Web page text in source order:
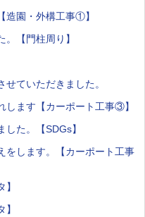
造園・外構工事①】
【門柱周り】
ていただきました。
します【カーポート工事③】
た。【SDGs】
をします。【カーポート工事